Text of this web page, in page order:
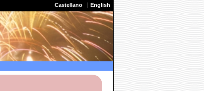
Castellano English